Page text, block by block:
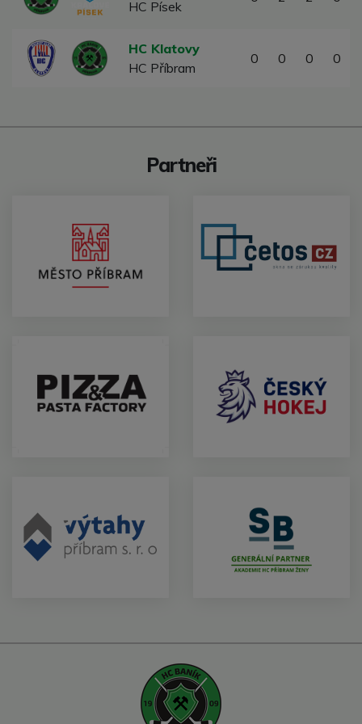
HC Písek
HC Klatovy
HC Příbram
0 0 0 0
Partneři